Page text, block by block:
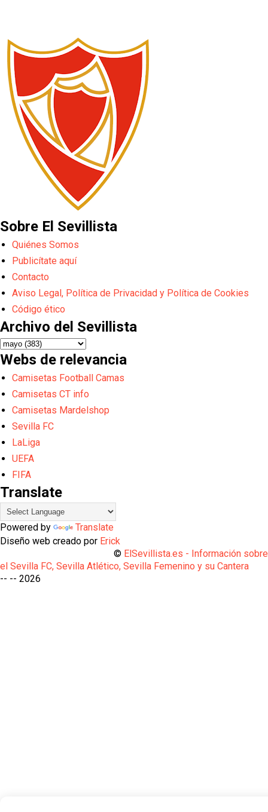
Sobre El Sevillista
Quiénes Somos
Publicítate aquí
Contacto
Aviso Legal, Política de Privacidad y Política de Cookies
Código ético
Archivo del Sevillista
Webs de relevancia
Camisetas Football Camas
Camisetas CT info
Camisetas Mardelshop
Sevilla FC
LaLiga
UEFA
FIFA
Translate
Powered by
Translate
Diseño web creado por Erick
© ElSevillista.es - Información sobre
el Sevilla FC, Sevilla Atlético, Sevilla Femenino y su Cantera
-- -- 2026